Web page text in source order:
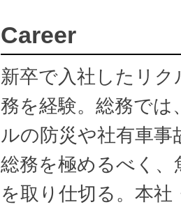
Career
新卒で入社したリ
務を経験。総務では
ルの防災や社有車事
総務を極めるべく、
を取り仕切る。本